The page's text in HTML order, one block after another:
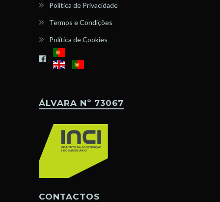
Política de Privacidade
Termos e Condições
Política de Cookies
ÁLVARA Nº 73067
CONTACTOS